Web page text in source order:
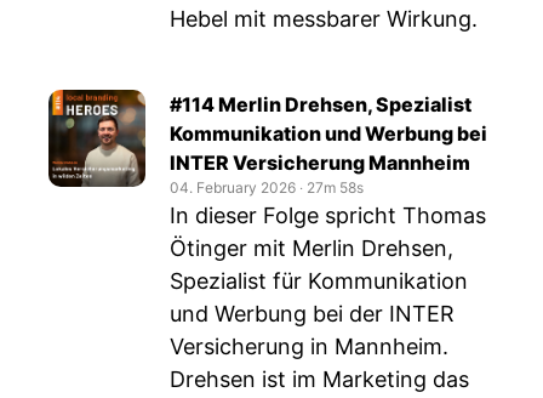
Hebel mit messbarer Wirkung.
#114 Merlin Drehsen, Spezialist
Kommunikation und Werbung bei
INTER Versicherung Mannheim
04. February 2026 ‧ 27m 58s
In dieser Folge spricht Thomas
Ötinger mit Merlin Drehsen,
Spezialist für Kommunikation
und Werbung bei der INTER
Versicherung in Mannheim.
Drehsen ist im Marketing das